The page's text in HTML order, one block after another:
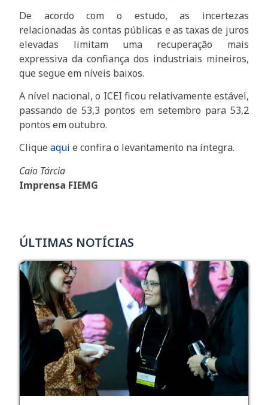
De acordo com o estudo, as incertezas
relacionadas às contas públicas e as taxas de juros
elevadas limitam uma recuperação mais
expressiva da confiança dos industriais mineiros,
que segue em níveis baixos.
A nível nacional, o ICEI ficou relativamente estável,
passando de 53,3 pontos em setembro para 53,2
pontos em outubro.
Cliqueaqui e confira o levantamento na íntegra.
Caio Tárcia
Imprensa FIEMG
ÚLTIMAS NOTÍCIAS